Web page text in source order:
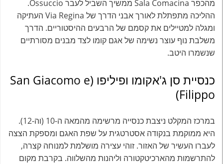
מהכפר Sala Comacina ממשיך השביל לעבר Ossuccio.
ההליכה מתפתלת לאורך אבני הדרך של Via Regina העתיקה
ומגלה למטיילים את קסמם של הרבעים ההיסטוריים. הדרך
משלבת נוף עוצר נשימה של אגם קומו לצד מבנים מסורתיים
שנשמרו היטב.
כנסיית סן ג'אקומו ופיליפו (San Giacomo e
Filippo)
במרכז המקלט ניצבת כנסייה מרשימה מהמאה ה-10 (וה-12).
היא ממוקמת בנקודה אסטרטגית על שפת האגם ומספקת הצצה
לעברו העשיר של האזור. זוהי עצירה מושלמת למנוחה קצרה,
להתרשמות מהארכיטקטורה וליהנות מהשלווה. בקרבת מקום